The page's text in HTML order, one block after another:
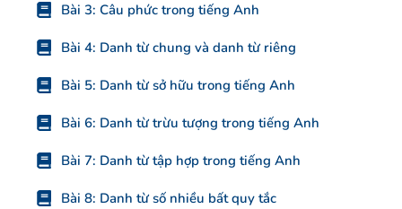
Bài 3: Câu phức trong tiếng Anh
Bài 4: Danh từ chung và danh từ riêng
Bài 5: Danh từ sở hữu trong tiếng Anh
Bài 6: Danh từ trừu tượng trong tiếng Anh
Bài 7: Danh từ tập hợp trong tiếng Anh
Bài 8: Danh từ số nhiều bất quy tắc